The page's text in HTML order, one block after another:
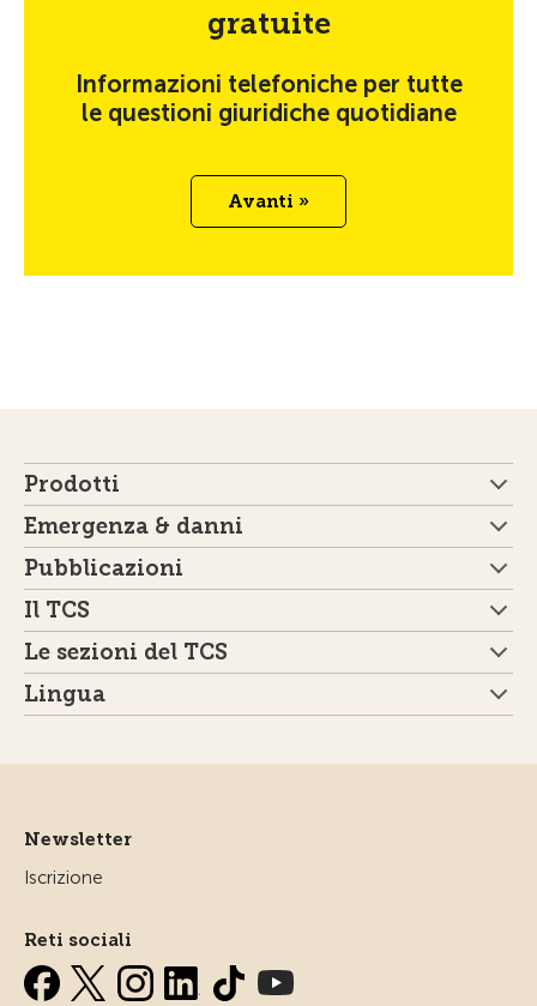
gratuite
Informazioni telefoniche per tutte
le questioni giuridiche quotidiane
Avanti »
Prodotti
Emergenza & danni
Pubblicazioni
Il TCS
Le sezioni del TCS
Lingua
Newsletter
Iscrizione
Reti sociali